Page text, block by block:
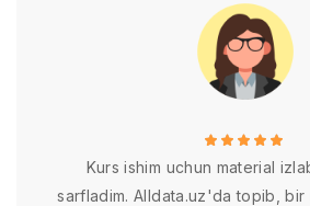
Kurs ishim uchun material
sarfladim. Alldata.uz'da topib,